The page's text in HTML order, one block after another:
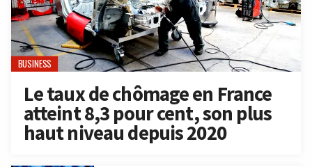
BUSINESS
Le taux de chômage en France
atteint 8,3 pour cent, son plus
haut niveau depuis 2020